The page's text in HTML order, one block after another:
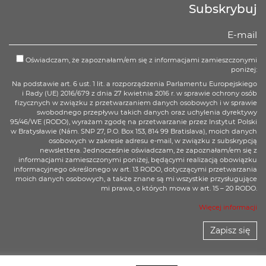
Subskrybuj
Oświadczam, że zapoznałam/em się z informacjami zamieszczonymi
poniżej:
Na podstawie art. 6 ust. 1 lit. a rozporządzenia Parlamentu Europejskiego
i Rady (UE) 2016/679 z dnia 27 kwietnia 2016 r. w sprawie ochrony osób
fizycznych w związku z przetwarzaniem danych osobowych i w sprawie
swobodnego przepływu takich danych oraz uchylenia dyrektywy
95/46/WE (RODO), wyrażam zgodę na przetwarzanie przez Instytut Polski
w Bratysławie (Nám. SNP 27, P.O. Box 153, 814 99 Bratislava), moich danych
osobowych w zakresie adresu e-mail, w związku z subskrypcją
newslettera. Jednocześnie oświadczam, że zapoznałam/em się z
informacjami zamieszczonymi poniżej, będącymi realizacją obowiązku
informacyjnego określonego w art. 13 RODO, dotyczącymi przetwarzania
moich danych osobowych, a także znane są mi wszystkie przysługujące
mi prawa, o których mowa w art. 15 – 20 RODO.
Więcej informacji
Zapisz się